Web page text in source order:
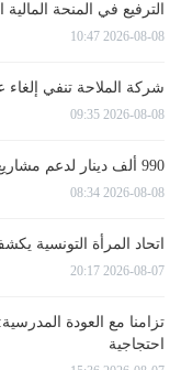
الترفيع في المنحة
2026-08-08 10:47
شركة الملاحة تنفي
2026-08-08 09:35
990 ألف دينار لدعم مشاريع ببلدية قرقنة
2026-08-08 08:34
اتحاد المرأة التونسية
2026-08-07 20:17
تزامنا مع العودة
احتجاجية